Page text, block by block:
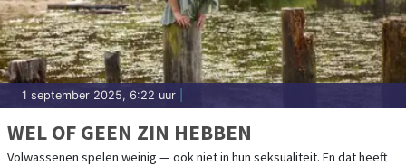
1 september 2025, 6:22 uur
WEL OF GEEN ZIN HEBBEN
Volwassenen spelen weinig — ook niet in hun seksualiteit. En dat heeft